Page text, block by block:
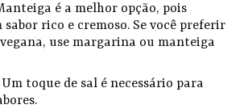
é a melhor opção, pois
rico e cremoso. Se você preferir
use margarina ou manteiga
toque de sal é necessário para